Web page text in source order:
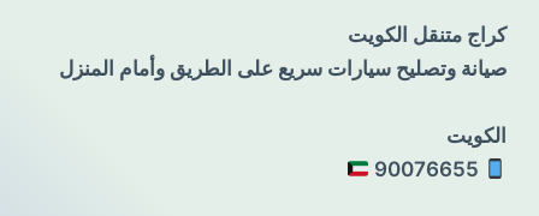
كراج متنقل الكويت
صيانة وتصليح سيارات سريع على الطريق وأمام المنزل
الكويت